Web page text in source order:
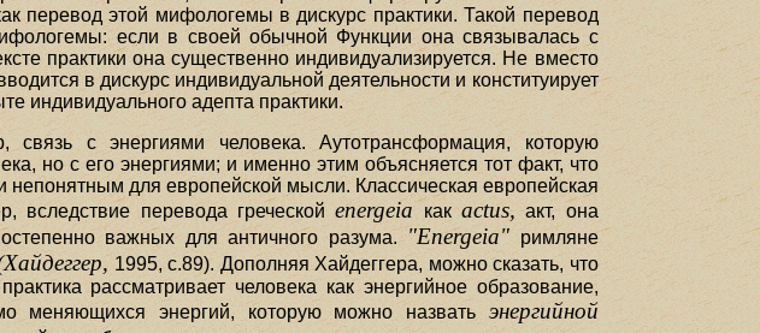
перевод этой мифологемы в дискурс практики. Такой перевод
если в своей обычной Функции она связывалась с
практики она существенно индивидуализируется. Не вместо
в дискурс индивидуальной деятельности и конституирует
индивидуального адепта практики.
с энергиями человека. Аутотрансформация, которую
но с его энергиями; и именно этим объясняется тот факт, что
для европейской мысли. Классическая европейская
вследствие перевода греческойenergeia как actus, акт, она
важных для античного разума."Energeia" римляне
1995, с.89). Дополняя Хайдеггера, можно сказать, что
рассматривает человека как энергийное образование,
меняющихся энергий, которую можно назвать энергийной